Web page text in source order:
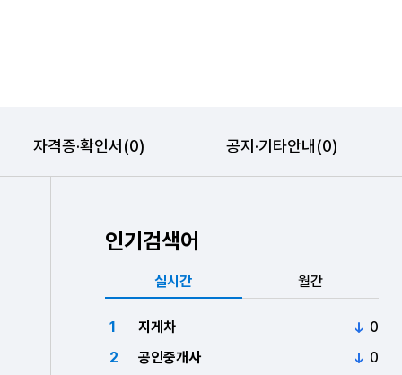
자격증·확인서(0) 공지·기타안내(0)
인기검색어
실시간 월간
순위
1 지게차
0
순위
2 공인중개사
0